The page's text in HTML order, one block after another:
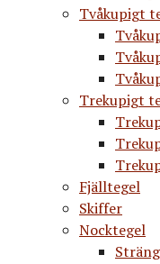
Tvåkupigt
Trekupigt
Fjälltegel
Skiffer
Nocktegel